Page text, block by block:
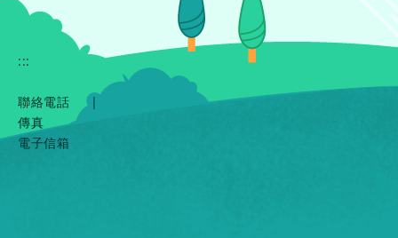
:::
聯絡電話
|
傳真
電子信箱